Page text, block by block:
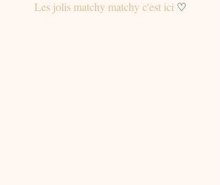
Les jolis matchy matchy c'est ici♡